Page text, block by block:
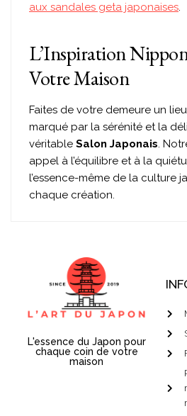
aux sandales geta japonaises.
L’Inspiration
Votre Maison
Faites de votre demeure un
marqué par la sérénité et la
véritable Salon Japonais.
appel à l’équilibre et à la
l’essence-même de la culture
chaque création.
L'essence du Japon pour
chaque coin de votre
maison